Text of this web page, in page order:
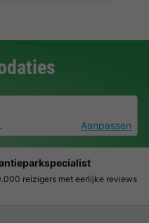
personen, 0 huisdierAanpassen
stress
en veilige betaalomgeving